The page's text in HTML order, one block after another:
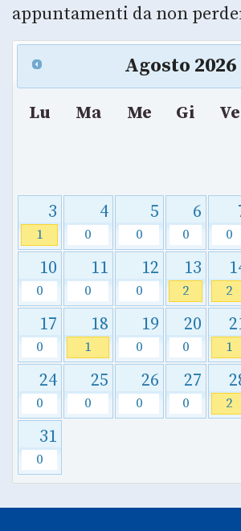
appuntamenti da non
Agosto 2026
Lu Ma Me Gi Ve
3
1
4
0
5
0
6
0 0
10
0
11
0
12
0
13
2 2
17
0
18
1
19
0
20
0 1
24
0
25
0
26
0
27
0 2
31
0